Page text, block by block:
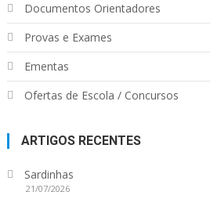
Documentos Orientadores
Provas e Exames
Ementas
Ofertas de Escola / Concursos
ARTIGOS RECENTES
Sardinhas
21/07/2026